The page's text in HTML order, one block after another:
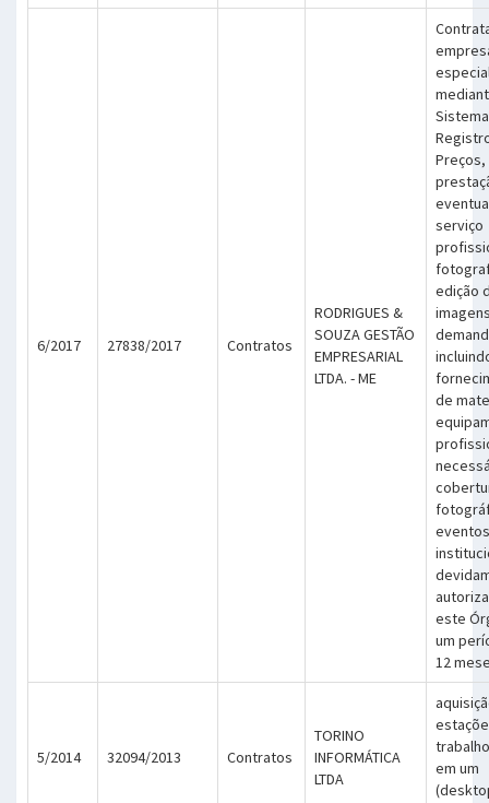
6/2017 27838/2017 Contratos
RODRIGUES &
SOUZA GESTÃO
EMPRESARIAL
LTDA. - ME
Preços,
serviço
edição
de
eventos
este
um
12
5/2014 32094/2013 Contratos
TORINO
INFORMÁTICA
LTDA
em um